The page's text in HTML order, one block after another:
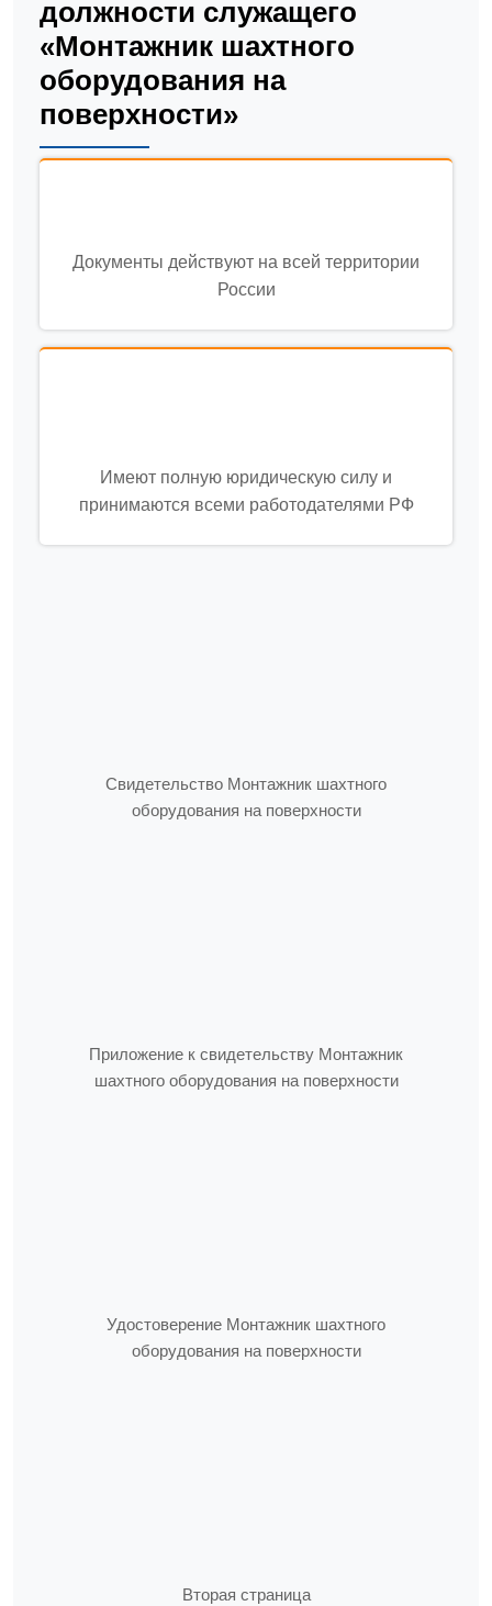
должности служащего
«Монтажник шахтного
оборудования на
поверхности»
Документы действуют на всей территории
России
Имеют полную юридическую силу и
принимаются всеми работодателями РФ
Свидетельство Монтажник шахтного
оборудования на поверхности
Приложение к свидетельству Монтажник
шахтного оборудования на поверхности
Удостоверение Монтажник шахтного
оборудования на поверхности
Вторая страница